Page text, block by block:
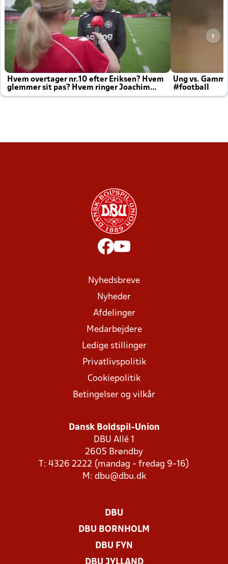
Hvem overtager nr.10 efter Eriksen? Hvem
glemmer sit pas? Hvem ringer Joachim
altid til efter kampe?
Ung vs.
#football
Nyhedsbreve
Nyheder
Afdelinger
Medarbejdere
Ledige stillinger
Privatlivspolitik
Cookiepolitik
Betingelser og vilkår
Dansk Boldspil-Union
DBU Allé 1
2605 Brøndby
T: 4326 2222 (mandag - fredag 9-16)
M: dbu@dbu.dk
DBU
DBU BORNHOLM
DBU FYN